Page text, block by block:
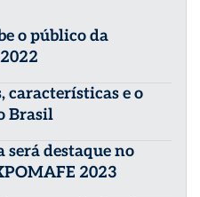
o público da
características e o
Brasil
será destaque no
2023